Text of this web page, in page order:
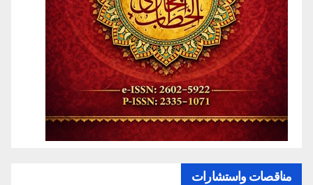
مناقصات واستشارات